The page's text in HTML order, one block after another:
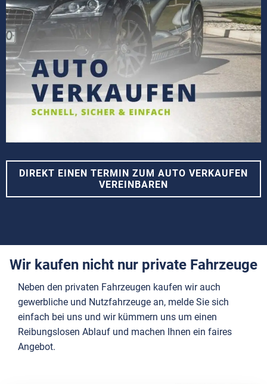
DIREKT EINEN TERMIN ZUM AUTO VERKAUFEN
VEREINBAREN
Wir kaufen nicht nur private Fahrzeuge
Neben den privaten Fahrzeugen kaufen wir auch
gewerbliche und Nutzfahrzeuge an, melde Sie sich
einfach bei uns und wir kümmern uns um einen
Reibungslosen Ablauf und machen Ihnen ein faires
Angebot.